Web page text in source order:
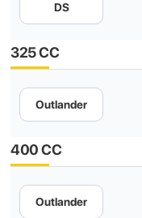
DS
325 CC
Outlander
400 CC
Outlander